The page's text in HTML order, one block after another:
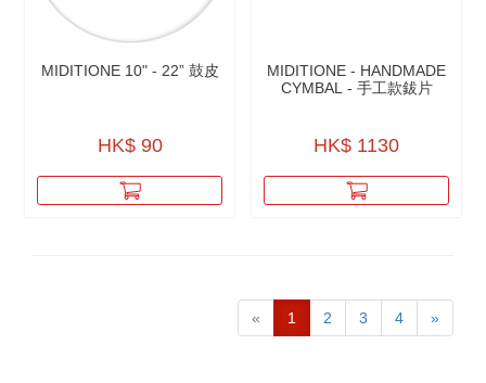
MIDITIONE 10" - 22” 鼓皮
HK$ 90
MIDITIONE - HANDMADE
CYMBAL - 手工款鈸片
HK$ 1130
« 1 2 3 4 »